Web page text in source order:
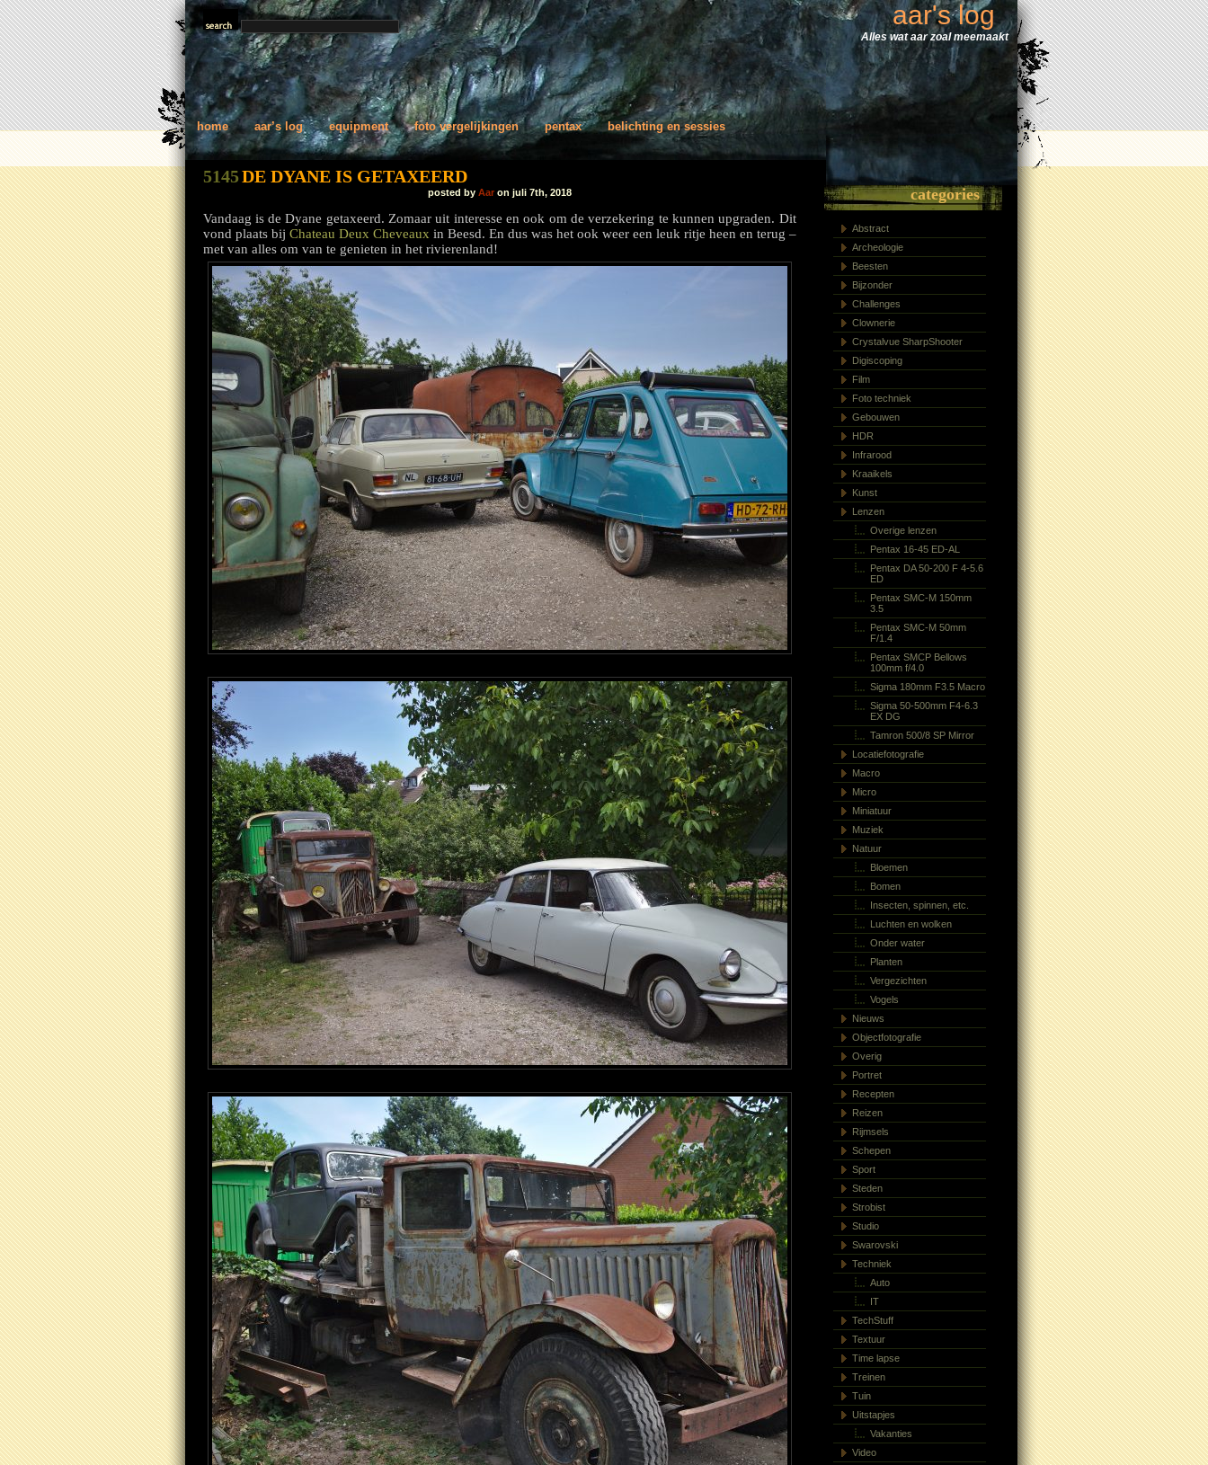
aar's log
Alles wat aar zoal meemaakt
home aar’s log equipment foto vergelijkingen pentax belichting en sessies
5145DE DYANE IS GETAXEERD
posted by Aaron juli 7th, 2018
Vandaag is de Dyane getaxeerd. Zomaar uit interesse en ook om de verzekering te kunnen upgraden. Dit
vond plaats bij Chateau Deux Cheveaux in Beesd. En dus was het ook weer een leuk ritje heen en terug –
met van alles om van te genieten in het rivierenland!
categories
Abstract
Archeologie
Beesten
Bijzonder
Challenges
Clownerie
Crystalvue SharpShooter
Digiscoping
Film
Foto techniek
Gebouwen
HDR
Infrarood
Kraaikels
Kunst
Lenzen
Overige lenzen
Pentax 16-45 ED-AL
Pentax DA 50-200 F 4-5.6
ED
Pentax SMC-M 150mm
3.5
Pentax SMC-M 50mm
F/1.4
Pentax SMCP Bellows
100mm f/4.0
Sigma 180mm F3.5 Macro
Sigma 50-500mm F4-6.3
EX DG
Tamron 500/8 SP Mirror
Locatiefotografie
Macro
Micro
Miniatuur
Muziek
Natuur
Bloemen
Bomen
Insecten, spinnen, etc.
Luchten en wolken
Onder water
Planten
Vergezichten
Vogels
Nieuws
Objectfotografie
Overig
Portret
Recepten
Reizen
Rijmsels
Schepen
Sport
Steden
Strobist
Studio
Swarovski
Techniek
Auto
IT
TechStuff
Textuur
Time lapse
Treinen
Tuin
Uitstapjes
Vakanties
Video